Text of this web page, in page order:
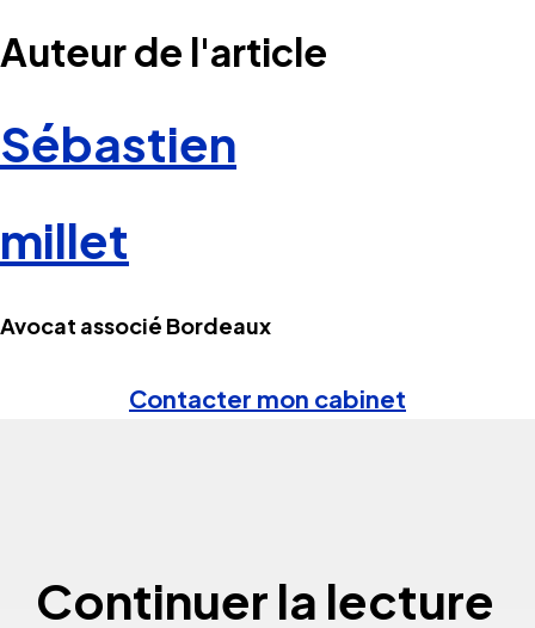
Auteur de l'article
Sébastien
millet
Avocat associé Bordeaux
Contacter mon cabinet
Continuer la lecture